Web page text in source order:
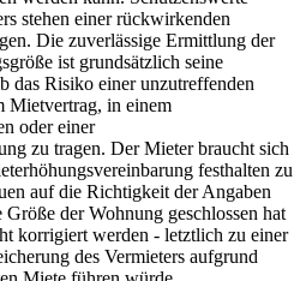
stehen einer rückwirkenden
Die zuverlässige Ermittlung der
ist grundsätzlich seine
das Risiko einer unzutreffenden
Mietvertrag, in einem
oder einer
zu tragen. Der Mieter braucht sich
festhalten zu
auf die Richtigkeit der Angaben
Größe der Wohnung geschlossen hat
korrigiert werden - letztlich zu einer
des Vermieters aufgrund